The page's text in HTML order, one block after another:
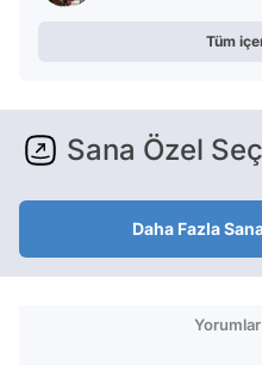
Tüm
Sana Özel
Daha Fazla
Yorumlar